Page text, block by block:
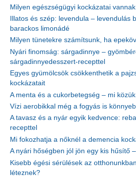
Milyen egészségügyi kockázatai
Illatos és szép: levendula – levendulás
barackos limonádé
Milyen tünetekre számítsunk, ha
Nyári finomság: sárgadinnye –
sárgadinnyedesszert-recepttel
Egyes gyümölcsök csökkenthetik a
kockázatait
A menta és a cukorbetegség – mi
Vízi aerobikkal még a fogyás is
A tavasz és a nyár egyik kedvence:
recepttel
Mi fokozhatja a nőknél a demencia
A nyári hőségben jól jön egy kis hűsítő
Kisebb égési sérülések az
léteznek?